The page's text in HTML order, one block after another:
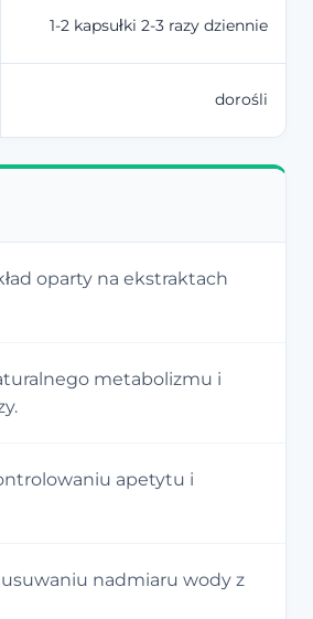
1-2 kapsułki 2-3 razy dziennie
dorośli
oparty na ekstraktach
metabolizmu i
apetytu i
nadmiaru wody z